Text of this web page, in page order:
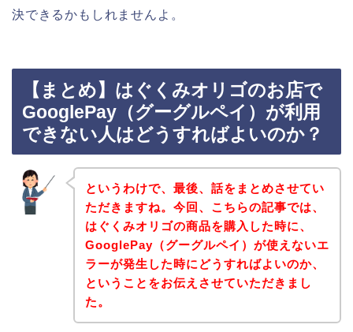
決できるかもしれませんよ。
【まとめ】はぐくみオリゴのお店で
GooglePay（グーグルペイ）が利用
できない人はどうすればよいのか？
というわけで、最後、話をまとめさせてい
ただきますね。今回、こちらの記事では、
はぐくみオリゴの商品を購入した時に、
GooglePay（グーグルペイ）が使えないエ
ラーが発生した時にどうすればよいのか、
ということをお伝えさせていただきまし
た。